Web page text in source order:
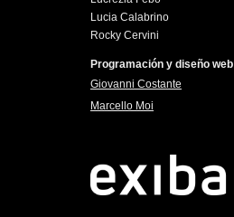
Lucia Calabrino
Rocky Cervini
Programación y diseño web
Giovanni Costante
Marcello Moi